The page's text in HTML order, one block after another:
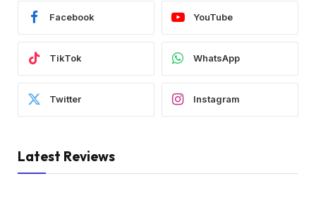
Facebook YouTube
TikTok WhatsApp
Twitter Instagram
Latest Reviews